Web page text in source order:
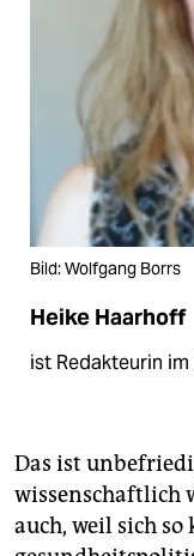
Bild: Wolfgang Borrs
Heike Haarhoff
ist Redakteurin
Das ist
wissenschaftlich
auch, weil sich so